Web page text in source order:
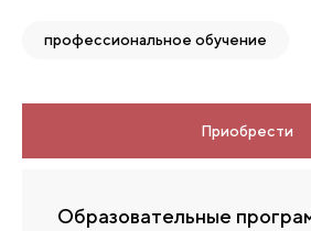
профессиональное обучение
Приобрести
Образовательные